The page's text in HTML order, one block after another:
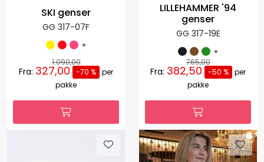
SKI genser
GG 317-07F
+
1.090,00
Fra: 327,00 -70 % per
pakke
LILLEHAMMER '94
genser
GG 317-19E
+
765,00
Fra: 382,50 -50 % per
pakke